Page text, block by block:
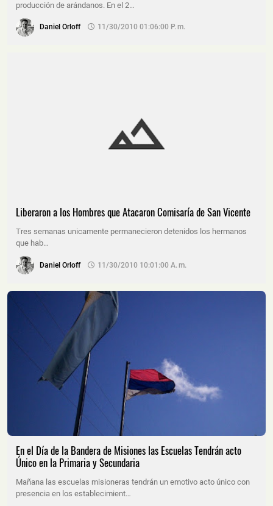
producción de arándanos. En el 2…
Daniel Orloff 11/30/2010 01:06:00 P. M.
Liberaron a los Hombres que Atacaron Comisaría de San Vicente
Tres semanas unicamente permanecieron detenidos los hermanos
que hab…
Daniel Orloff 11/30/2010 10:01:00 A. M.
En el Día de la Bandera de Misiones las Escuelas Tendrán acto
Único en la Primaria y Secundaria
Mañana las escuelas misioneras tendrán un emotivo acto único con
presencia en los establecimient…